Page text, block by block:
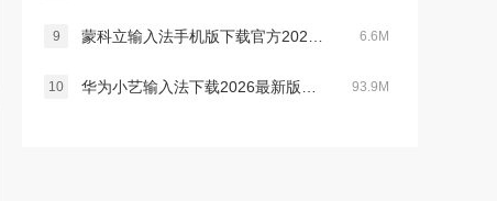
9 6.6M
10 93.9M